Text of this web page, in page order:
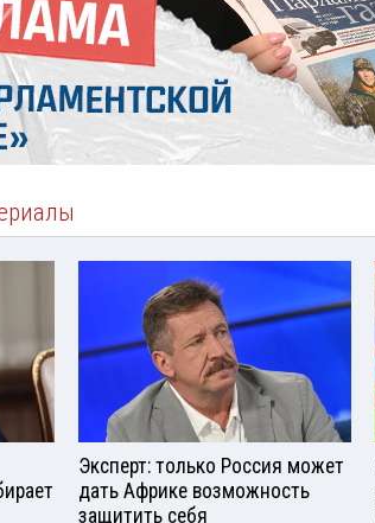
Эксперт: только Россия может
дать Африке возможность
защитить себя